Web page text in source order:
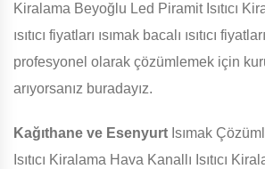
Kiralama Beyoğlu Led Piramit Isıtıcı
ısıtıcı fiyatları ısımak bacalı ısıtıcı
profesyonel olarak çözümlemek için
arıyorsanız buradayız.
Kağıthane ve Esenyurt Isımak
Isıtıcı Kiralama Hava Kanallı Isıtıcı